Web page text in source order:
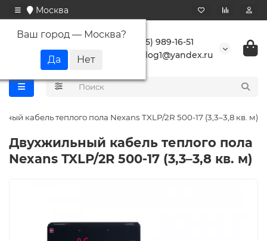
Москва
Ваш город — Москва?
+7 (495) 989-16-51
buranlog1@yandex.ru
кабель теплого пола Nexans TXLP/2R 500-17 (3,3–3,8 кв. м)
Двухжильный кабель теплого пола
Nexans TXLP/2R 500-17 (3,3–3,8 кв. м)